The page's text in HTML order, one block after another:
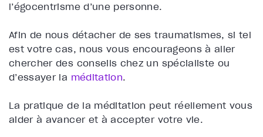
l’égocentrisme d’une personne.
Afin de nous détacher de ses traumatismes, si tel
est votre cas, nous vous encourageons à aller
chercher des conseils chez un spécialiste ou
d’essayer la méditation.
La pratique de la méditation peut réellement vous
aider à avancer et à accepter votre vie.